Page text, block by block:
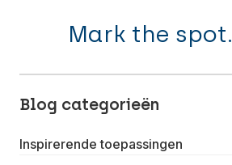
Mark the spot.
Blog categorieën
Inspirerende toepassingen